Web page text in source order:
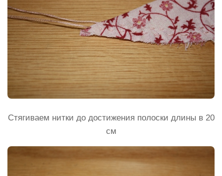
Стягиваем нитки до достижения полоски длины в 20
см